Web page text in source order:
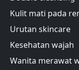
Kulit mati pada
Urutan skincare
Kesehatan wajah
Wanita merawat